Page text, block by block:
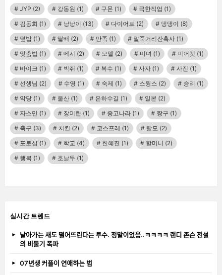
JYP (2) 강동원 (1) 구몬 (1) 극한직업 (1)
김동희 (1) 냥냥이 (13) 다이어트 (2) 댕댕이 (8)
덮밥 (1) 딸배 (2) 만족 (1) 말죽거리잔혹사 (1)
맞춤법 (1) 메시 (2) 모델 (2) 미녀 (1) 미어캣 (1)
바이크 (1) 박쥐 (1) 복수 (1) 사자 (1) 사진 (1)
선생님 (2) 수영 (1) 숙제 (1) 스윙스 (2) 승리 (1)
악당 (1) 울산 (1) 은하수길 (1) 일본 (2)
자스민 (1) 장미란 (1) 중고나라 (1) 짱구 (1)
축구 (3) 치킨 (2) 코스프레 (1) 탈모 (2)
포토샵 (1) 학교 (4) 한혜진 (1) 할머니 (2)
행복 (1) 호날두 (1)
실시간 트렌드
날아가는 새도 떨어뜨린다는 투수. 정말이었음..ㅋㅋㅋㅋ 랜디 존슨 전설
의 비둘기 폭파
07년생 커플이 연애하는 법